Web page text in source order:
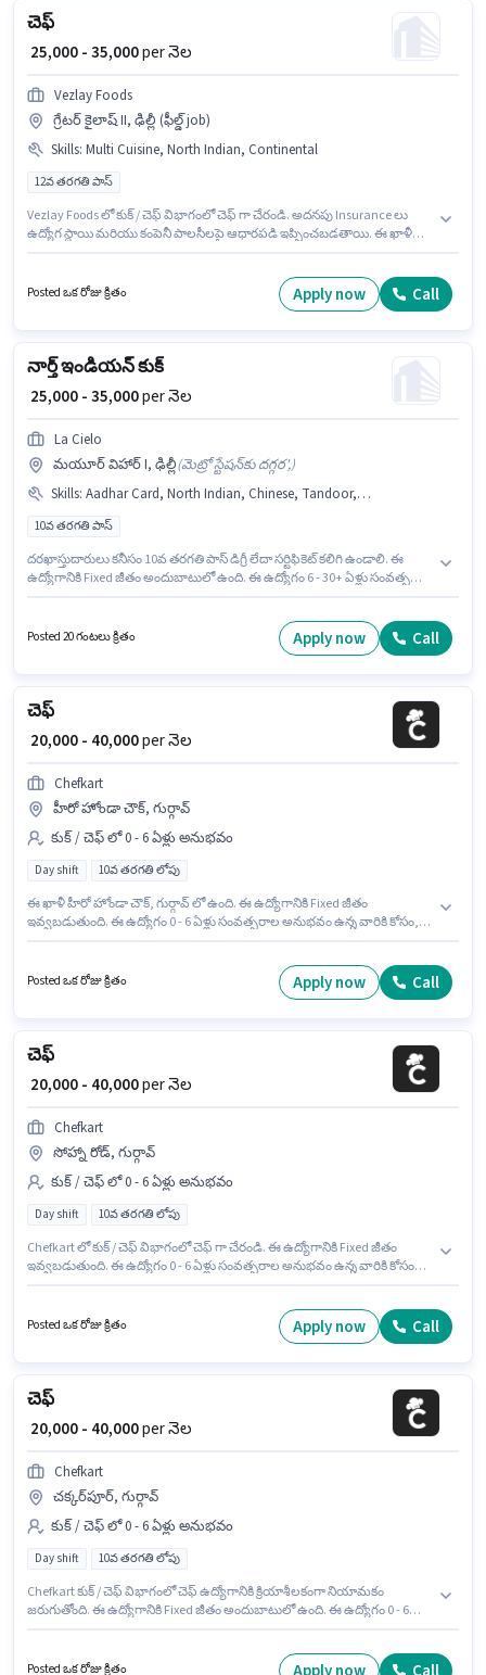
చెఫ్
₹ 25,000 - 35,000per నెల
Vezlay Foods
గ్రేటర్ కైలాష్ II, ఢిల్లీ (ఫీల్డ్ job)
Skills: Multi Cuisine, North Indian, Continental
12వ తరగతి పాస్
Vezlay Foods లో కుక్ / చెఫ్ విభాగంలో చెఫ్ గా చేరండి. అదనపు Insurance లు
ఉద్యోగ స్థాయి మరియు కంపెనీ పాలసీలపై ఆధారపడి ఇప్పించబడతాయి. ఈ ఖాళీ
తరగతి పాస్ డిగ్రీ/సర్టిఫికెట్ కలిగి ఉండాలి. ఈ ఉద్యోగానికి Fixed జీతం అందుబాటులో
Posted ఒక రోజు క్రితం Apply now Call
నార్త్ ఇండియన్ కుక్
₹ 25,000 - 35,000per నెల
La Cielo
మయూర్ విహార్ I, ఢిల్లీ(మెట్రో స్టేషన్‌కు దగ్గర',)
Skills: Aadhar Card, North Indian, Chinese, Tandoor, PAN Card
10వ తరగతి పాస్
దరఖాస్తుదారులు కనీసం 10వ తరగతి పాస్ డిగ్రీ లేదా సర్టిఫికెట్ కలిగి ఉండాలి. ఈ
ఉద్యోగానికి Fixed జీతం అందుబాటులో ఉంది. ఈ ఉద్యోగం 6 - 30+ ఏళ్లు సంవత్సరాల
Medical Benefits ఉన్నాయి. ఈ ఖాళీ మయూర్ విహార్ I, ఢిల్లీ లో ఉంది. ఈ
ఉద్యోగానికి అర్హత పొందేందుకు అభ్యర్థికి Chinese, North Indian, Tandoor వంటి
Posted 20 గంటలు క్రితం Apply now Call
చెఫ్
₹ 20,000 - 40,000per నెల
Chefkart
హీరో హోండా చౌక్, గుర్గావ్
కుక్ / చెఫ్ లో 0 - 6 ఏళ్లు అనుభవం
Day shift 10వ తరగతి లోపు
ఈ ఖాళీ హీరో హోండా చౌక్, గుర్గావ్ లో ఉంది. ఈ ఉద్యోగానికి Fixed జీతం
ఇవ్వబడుతుంది. ఈ ఉద్యోగం 0 - 6 ఏళ్లు సంవత్సరాల అనుభవం ఉన్న వారికి కోసం,
ఉన్నాయి. ఈ ఉద్యోగానికి 10వ తరగతి లోపు అర్హత ఉన్న అభ్యర్థులు దరఖాస్తు
Posted ఒక రోజు క్రితం Apply now Call
చెఫ్
₹ 20,000 - 40,000per నెల
Chefkart
సోహ్నా రోడ్, గుర్గావ్
కుక్ / చెఫ్ లో 0 - 6 ఏళ్లు అనుభవం
Day shift 10వ తరగతి లోపు
Chefkart లో కుక్ / చెఫ్ విభాగంలో చెఫ్ గా చేరండి. ఈ ఉద్యోగానికి Fixed జీతం
ఇవ్వబడుతుంది. ఈ ఉద్యోగం 0 - 6 ఏళ్లు సంవత్సరాల అనుభవం ఉన్న వారికి కోసం
చేసుకోవచ్చు. ఈ ఉద్యోగం Full Time ప్రాతిపదికపై, DAY shift మరియు వారానికి 6
Posted ఒక రోజు క్రితం Apply now Call
చెఫ్
₹ 20,000 - 40,000per నెల
Chefkart
చక్కర్‌పూర్, గుర్గావ్
కుక్ / చెఫ్ లో 0 - 6 ఏళ్లు అనుభవం
Day shift 10వ తరగతి లోపు
Chefkart కుక్ / చెఫ్ విభాగంలో చెఫ్ ఉద్యోగానికి క్రియాశీలకంగా నియామకం
జరుగుతోంది. ఈ ఉద్యోగానికి Fixed జీతం అందుబాటులో ఉంది. ఈ ఉద్యోగం 0 - 6
అభ్యర్థులు దరఖాస్తు చేయవచ్చు. ఈ ఖాళీ చక్కర్‌పూర్, గుర్గావ్ లో ఉంది. ఈ ఉద్యోగం
Posted ఒక రోజు క్రితం